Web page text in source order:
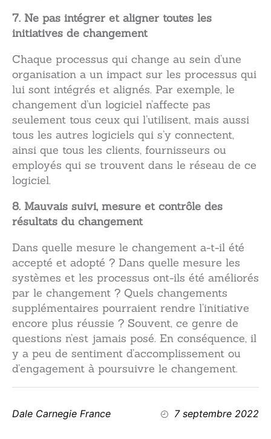
7. Ne pas intégrer et aligner toutes les
initiatives de changement
Chaque processus qui change au sein d’une
organisation a un impact sur les processus qui
lui sont intégrés et alignés. Par exemple, le
changement d’un logiciel n’affecte pas
seulement tous ceux qui l’utilisent, mais aussi
tous les autres logiciels qui s’y connectent,
ainsi que tous les clients, fournisseurs ou
employés qui se trouvent dans le réseau de ce
logiciel.
8. Mauvais suivi, mesure et contrôle des
résultats du changement
Dans quelle mesure le changement a-t-il été
accepté et adopté ? Dans quelle mesure les
systèmes et les processus ont-ils été améliorés
par le changement ? Quels changements
supplémentaires pourraient rendre l’initiative
encore plus réussie ? Souvent, ce genre de
questions n’est jamais posé. En conséquence, il
y a peu de sentiment d’accomplissement ou
d’engagement à poursuivre le changement.
Dale Carnegie France 7 septembre 2022